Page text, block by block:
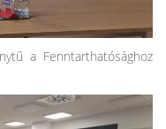
a Fenntarthatósághoz